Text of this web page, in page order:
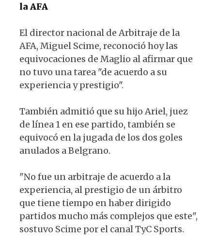
la AFA
El director nacional de Arbitraje de la
AFA, Miguel Scime, reconoció hoy las
equivocaciones de Maglio al afirmar que
no tuvo una tarea "de acuerdo a su
experiencia y prestigio".
También admitió que su hijo Ariel, juez
de línea 1 en ese partido, también se
equivocó en la jugada de los dos goles
anulados a Belgrano.
"No fue un arbitraje de acuerdo a la
experiencia, al prestigio de un árbitro
que tiene tiempo en haber dirigido
partidos mucho más complejos que este",
sostuvo Scime por el canal TyC Sports.